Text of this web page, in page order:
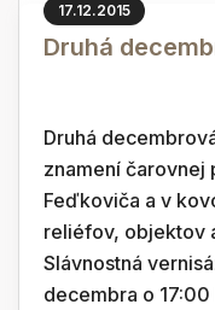
17.12.2015
Druhá
Druhá
znamení čarovnej
Feďkoviča a v
reliéfov, objektov
Slávnostná
decembra o